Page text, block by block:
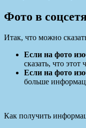
Фото в
Итак, что можно
Если на фото
сказать, что
Если на фото
больше
Как получить